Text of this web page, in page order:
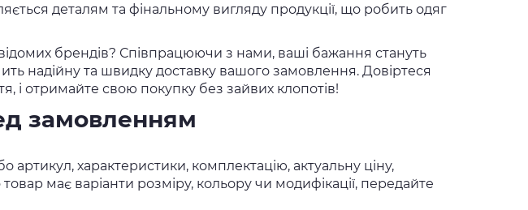
деталям та фінальному вигляду продукції, що робить одяг
брендів? Співпрацюючи з нами, ваші бажання стануть
надійну та швидку доставку вашого замовлення. Довіртеся
і отримайте свою покупку без зайвих клопотів!
замовленням
артикул, характеристики, комплектацію, актуальну ціну,
має варіанти розміру, кольору чи модифікації, передайте